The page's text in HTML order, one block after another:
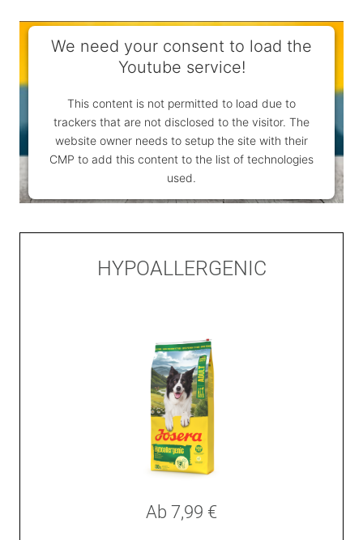
We need your consent to load the
Youtube service!
This content is not permitted to load due to
trackers that are not disclosed to the visitor. The
website owner needs to setup the site with their
CMP to add this content to the list of technologies
used.
Powered byUsercentrics Consent Management
HYPOALLERGENIC
Ab 7,99 €